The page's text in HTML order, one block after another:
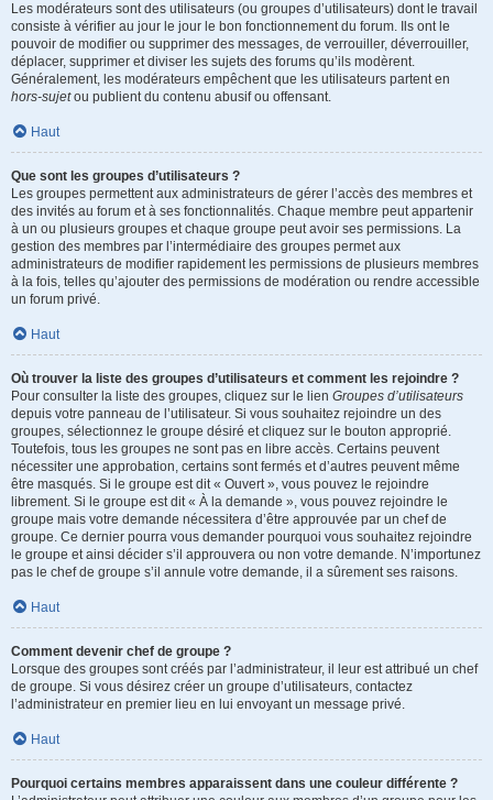
Les modérateurs sont des utilisateurs (ou groupes d’utilisateurs) dont le travail
consiste à vérifier au jour le jour le bon fonctionnement du forum. Ils ont le
pouvoir de modifier ou supprimer des messages, de verrouiller, déverrouiller,
déplacer, supprimer et diviser les sujets des forums qu’ils modèrent.
Généralement, les modérateurs empêchent que les utilisateurs partent en
hors-sujetou publient du contenu abusif ou offensant.
Haut
Que sont les groupes d’utilisateurs ?
Les groupes permettent aux administrateurs de gérer l’accès des membres et
des invités au forum et à ses fonctionnalités. Chaque membre peut appartenir
à un ou plusieurs groupes et chaque groupe peut avoir ses permissions. La
gestion des membres par l’intermédiaire des groupes permet aux
administrateurs de modifier rapidement les permissions de plusieurs membres
à la fois, telles qu’ajouter des permissions de modération ou rendre accessible
un forum privé.
Haut
Où trouver la liste des groupes d’utilisateurs et comment les rejoindre ?
Pour consulter la liste des groupes, cliquez sur le lien Groupes d’utilisateurs
depuis votre panneau de l’utilisateur. Si vous souhaitez rejoindre un des
groupes, sélectionnez le groupe désiré et cliquez sur le bouton approprié.
Toutefois, tous les groupes ne sont pas en libre accès. Certains peuvent
nécessiter une approbation, certains sont fermés et d’autres peuvent même
être masqués. Si le groupe est dit « Ouvert », vous pouvez le rejoindre
librement. Si le groupe est dit « À la demande », vous pouvez rejoindre le
groupe mais votre demande nécessitera d’être approuvée par un chef de
groupe. Ce dernier pourra vous demander pourquoi vous souhaitez rejoindre
le groupe et ainsi décider s’il approuvera ou non votre demande. N’importunez
pas le chef de groupe s’il annule votre demande, il a sûrement ses raisons.
Haut
Comment devenir chef de groupe ?
Lorsque des groupes sont créés par l’administrateur, il leur est attribué un chef
de groupe. Si vous désirez créer un groupe d’utilisateurs, contactez
l’administrateur en premier lieu en lui envoyant un message privé.
Haut
Pourquoi certains membres apparaissent dans une couleur différente ?